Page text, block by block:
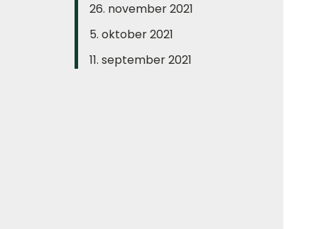
26. november 2021
5. oktober 2021
11. september 2021